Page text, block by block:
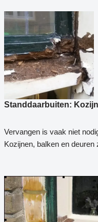
Standdaarbuiten:
Vervangen is vaak niet
Kozijnen, balken en deuren